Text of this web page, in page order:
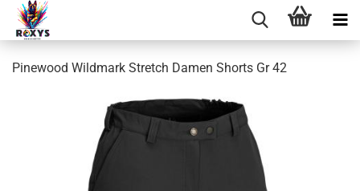
Pinewood Wildmark Stretch Damen Shorts Gr 42